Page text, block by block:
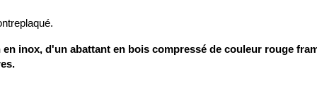
inox, d'un abattant en bois compressé de couleur rouge